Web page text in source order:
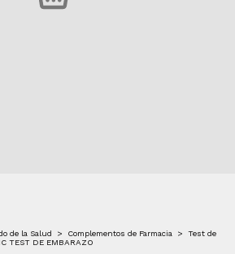
de la Salud > Complementos de Farmacia >
Test de
TEST DE EMBARAZO